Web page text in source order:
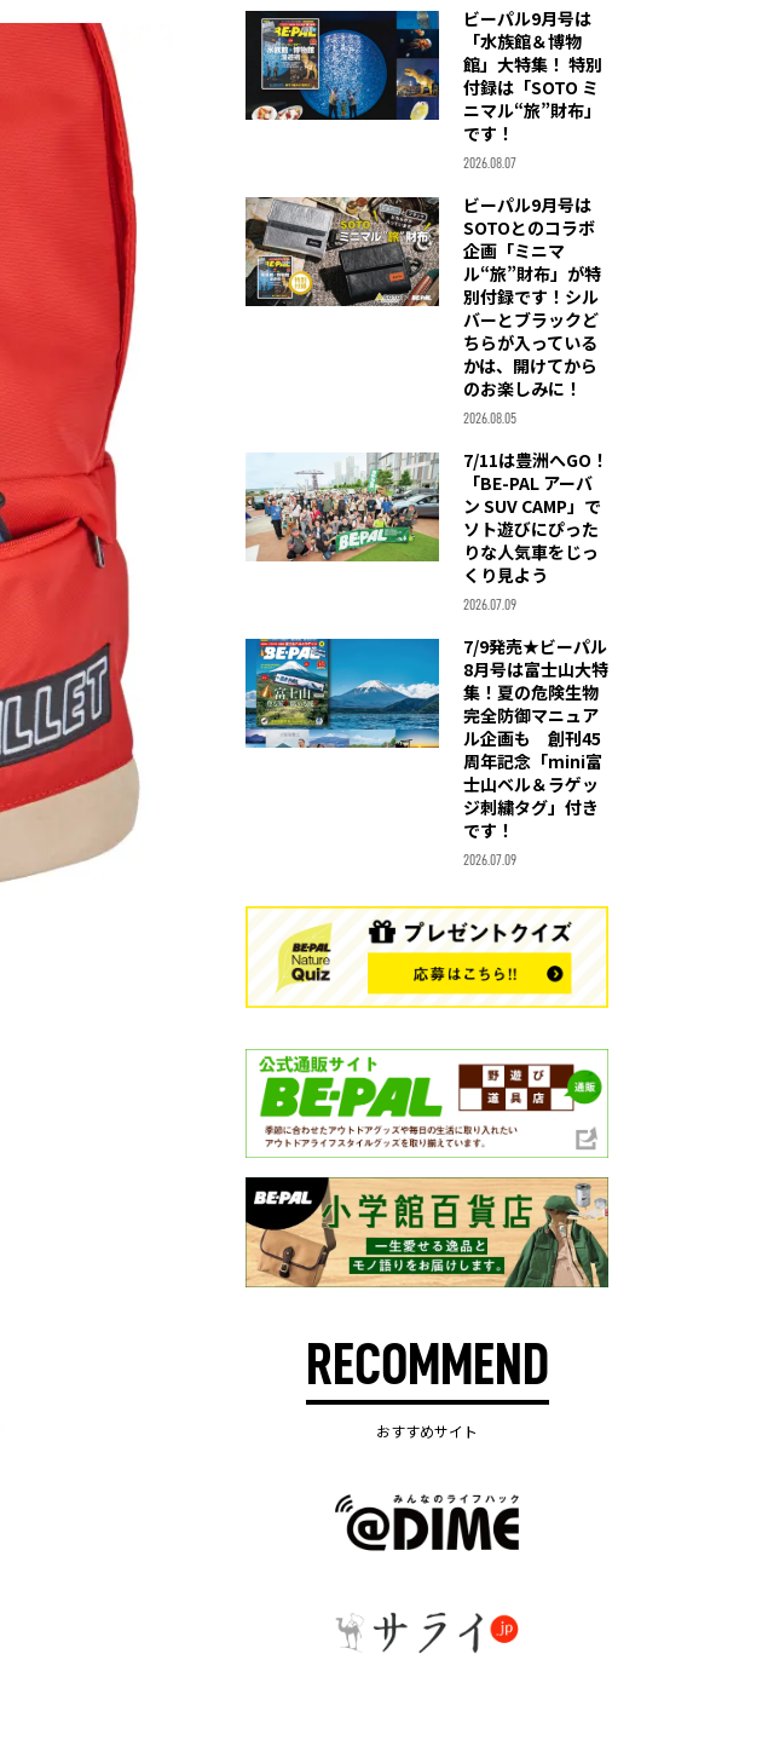
ビーパル9月号は
「水族館＆博物
館」大特集！ 特別
付録は「SOTO ミ
ニマル“旅”財布」
です！
2026.08.07
ビーパル9月号は
SOTOとのコラボ
企画「ミニマ
ル“旅”財布」が特
別付録です！シル
バーとブラックど
ちらが入っている
かは、開けてから
のお楽しみに！
2026.08.05
7/11は豊洲へGO！
「BE-PAL アーバ
ン SUV CAMP」で
ソト遊びにぴった
りな人気車をじっ
くり見よう
2026.07.09
7/9発売★ビーパル
8月号は富士山大特
集！夏の危険生物
完全防御マニュア
ル企画も 創刊45
周年記念「mini富
士山ベル＆ラゲッ
ジ刺繍タグ」付き
です！
2026.07.09
RECOMMEND
おすすめサイト